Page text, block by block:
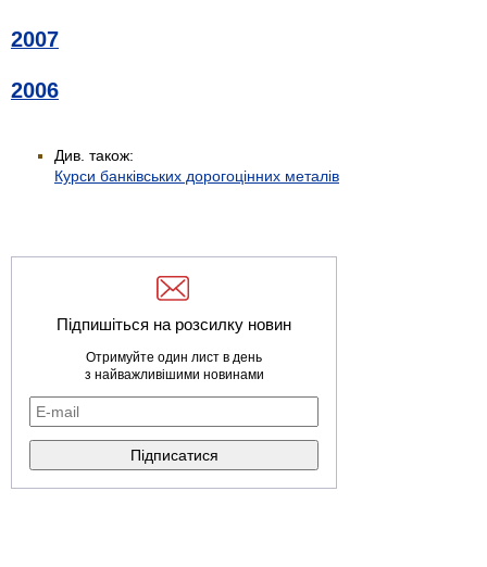
2007
2006
Див. також:
Курси банківських дорогоцінних металів
Підпишіться на розсилку новин
Отримуйте один лист в день
з найважливішими новинами